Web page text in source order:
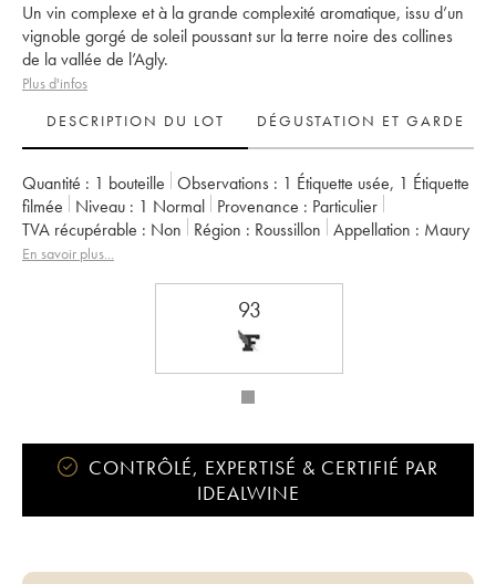
Un vin complexe et à la grande complexité aromatique, issu d’un
vignoble gorgé de soleil poussant sur la terre noire des collines
de la vallée de l’Agly.
Plus d'infos
DESCRIPTION DU LOT
DÉGUSTATION ET GARDE
Quantité : 1 bouteille Observations : 1 Étiquette usée, 1 Étiquette
filmée
Niveau : 1 Normal Provenance : particulier
TVA récupérable :
non Région : Roussillon Appellation : Maury
En savoir plus...
93
CONTRÔLÉ, EXPERTISÉ & CERTIFIÉ PAR
IDEALWINE